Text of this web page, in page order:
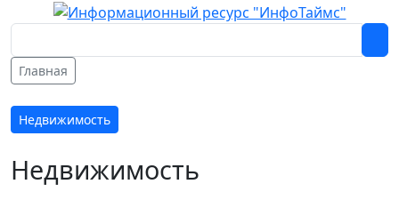
Главная
Недвижимость
Недвижимость